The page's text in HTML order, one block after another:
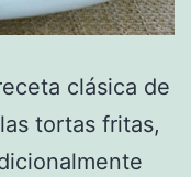
clásica de
tortas fritas,